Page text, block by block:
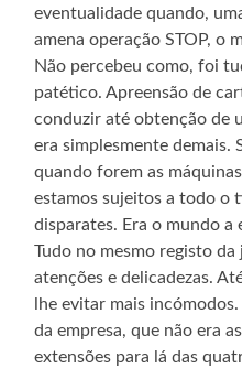
eventualidade quando,
amena operação STOP, o
Não percebeu como, foi
patético. Apreensão de
conduzir até obtenção de
era simplesmente demais.
quando forem as
estamos sujeitos a todo o
disparates. Era o mundo a
Tudo no mesmo registo
atenções e delicadezas.
lhe evitar mais
da empresa, que não era
extensões para lá das